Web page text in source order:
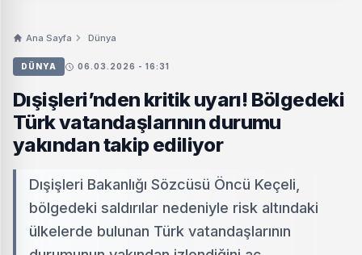
Ana Sayfa Dünya
DÜNYA 06.03.2026 - 16:31
Dışişleri’nden kritik uyarı! Bölgedeki
Türk vatandaşlarının durumu
yakından takip ediliyor
Dışişleri Bakanlığı Sözcüsü Öncü Keçeli,
bölgedeki saldırılar nedeniyle risk altındaki
ülkelerde bulunan Türk vatandaşlarının